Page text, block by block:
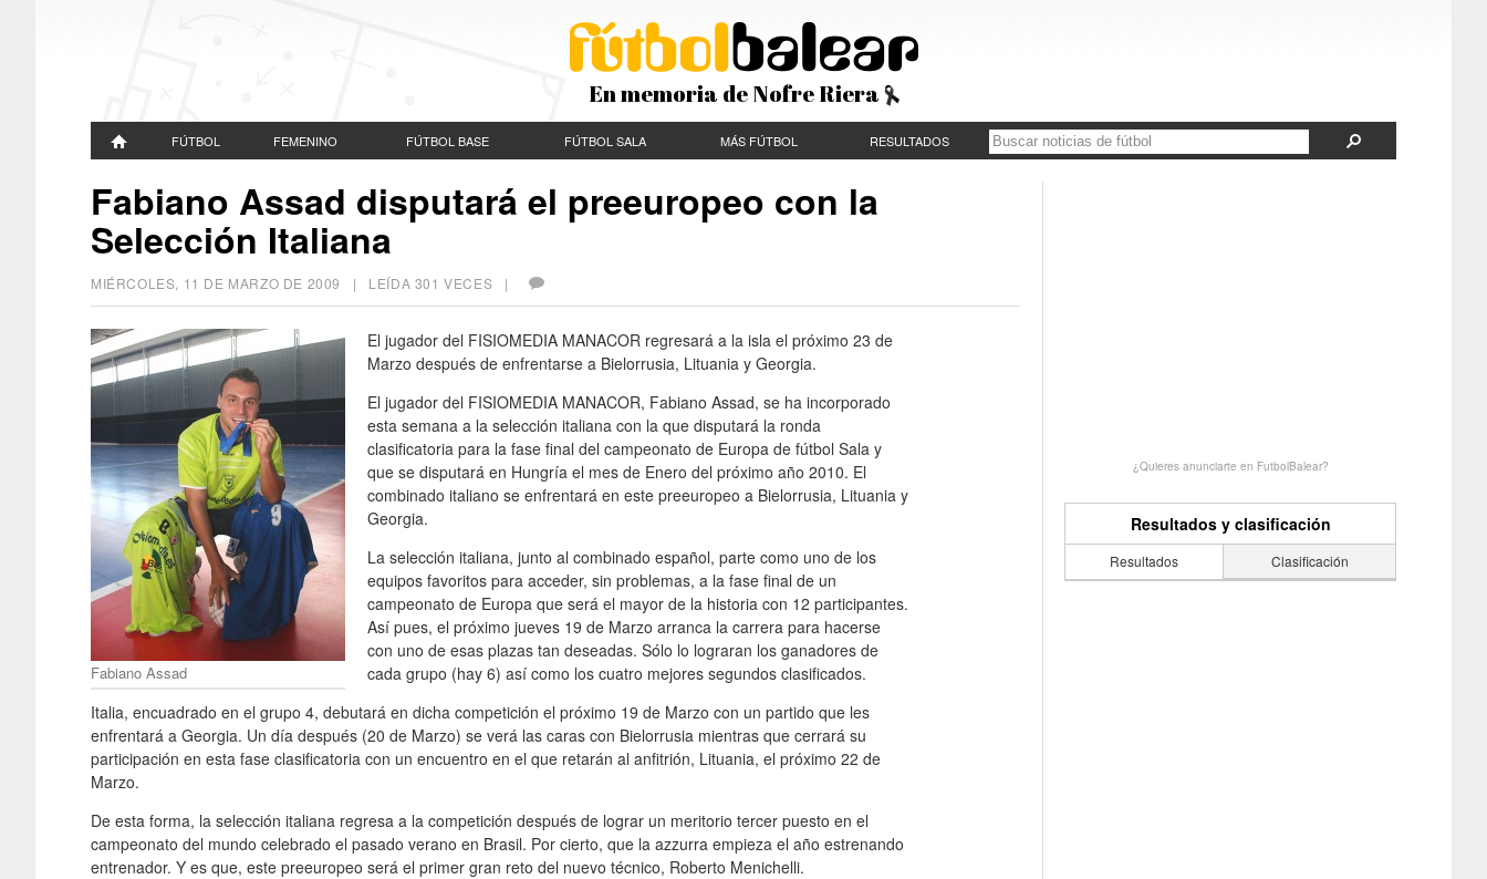
En memoria de Nofre Riera
FÚTBOL FEMENINO FÚTBOL BASE FÚTBOL SALA MÁS FÚTBOL RESULTADOS
Fabiano Assad disputará el preeuropeo con la
Selección Italiana
MIÉRCOLES, 11 DE MARZO DE 2009 | LEÍDA 301 VECES |
Fabiano Assad
El jugador del FISIOMEDIA MANACOR regresará a la isla el próximo 23 de
Marzo después de enfrentarse a Bielorrusia, Lituania y Georgia.
El jugador del FISIOMEDIA MANACOR, Fabiano Assad, se ha incorporado
esta semana a la selección italiana con la que disputará la ronda
clasificatoria para la fase final del campeonato de Europa de fútbol Sala y
que se disputará en Hungría el mes de Enero del próximo año 2010. El
combinado italiano se enfrentará en este preeuropeo a Bielorrusia, Lituania y
Georgia.
La selección italiana, junto al combinado español, parte como uno de los
equipos favoritos para acceder, sin problemas, a la fase final de un
campeonato de Europa que será el mayor de la historia con 12 participantes.
Así pues, el próximo jueves 19 de Marzo arranca la carrera para hacerse
con uno de esas plazas tan deseadas. Sólo lo lograran los ganadores de
cada grupo (hay 6) así como los cuatro mejores segundos clasificados.
Italia, encuadrado en el grupo 4, debutará en dicha competición el próximo 19 de Marzo con un partido que les
enfrentará a Georgia. Un día después (20 de Marzo) se verá las caras con Bielorrusia mientras que cerrará su
participación en esta fase clasificatoria con un encuentro en el que retarán al anfitrión, Lituania, el próximo 22 de
Marzo.
De esta forma, la selección italiana regresa a la competición después de lograr un meritorio tercer puesto en el
campeonato del mundo celebrado el pasado verano en Brasil. Por cierto, que la azzurra empieza el año estrenando
entrenador. Y es que, este preeuropeo será el primer gran reto del nuevo técnico, Roberto Menichelli.
¿Quieres anunciarte en FutbolBalear?
Resultados y clasificación
Resultados Clasificación